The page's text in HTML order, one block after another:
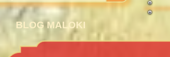
BLOG MALOKI